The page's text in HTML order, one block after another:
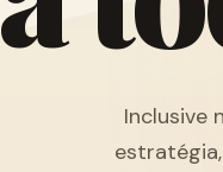
Inclusive